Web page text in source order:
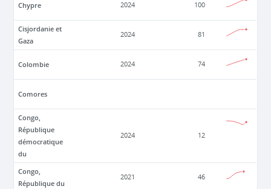
Chypre 2024 100
Cisjordanie et
Gaza
2024 81
Colombie 2024 74
Comores
Congo,
République
démocratique
du
2024 12
Congo,
République du
2021 46